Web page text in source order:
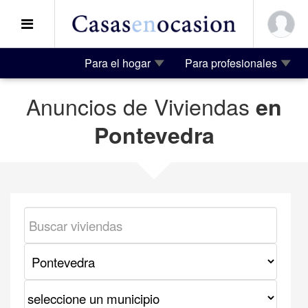
Para el hogar Para profesionales
Anuncios de Viviendas en
Pontevedra